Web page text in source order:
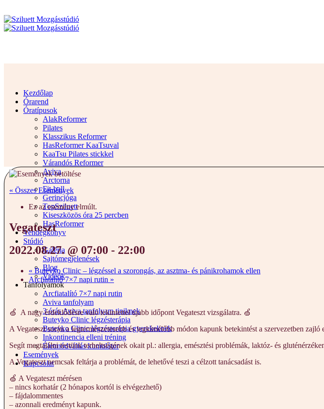
Kezdőlap
Órarend
Óratípusok
AlakReformer
Pilates
Klasszikus Reformer
HasReformer KaaTsuval
KaaTsu Pilates stickkel
Várandós Reformer
Aviva
Arctorna
Fit-ball
Gerincjóga
TopSziluett
Kiseszközös óra 25 percben
HasReformer
Vendégkönyv
Stúdió
Galéria
Sajtómegjelenések
Blog
Videók
Tanfolyamok
Arcfiatalító 7×7 napi rutin
Aviva tanfolyam
3 órás Aviva tanfolyam tiniknek
Buteyko Clinic légzésterápia
Buteyko Clinic légzésterápia gyerekeknek
Inkontinencia elleni tréning
Életmódváltás kumulátor
Események
Kapcsolat
« Összes Események
Ez az esemény elmúlt.
Vegateszt
2022.08.27. @ 07:00 - 22:00
« Buteyko Clinic – légzéssel a szorongás, az asztma- és pánikrohamok ellen
Arcfiatalító 7×7 napi rutin »
🍏 A nagy érdeklődésre való tekintettel újabb időpont Vegateszt vizsgálatra. 🍏
A Vegateszt során a legtermészetesebb és legkímélőbb módon kapunk betekintést a szervezetben
Segít megtalálni testünk terheltségének okait pl.: allergia, emésztési problémák, laktóz- és
A Vegateszt nemcsak feltárja a problémát, de lehetővé teszi a célzott tanácsadást is.
🍏 A Vegateszt mérésen
– nincs korhatár (2 hónapos kortól is elvégezhető)
– fájdalommentes
– azonnali eredményt kapunk.